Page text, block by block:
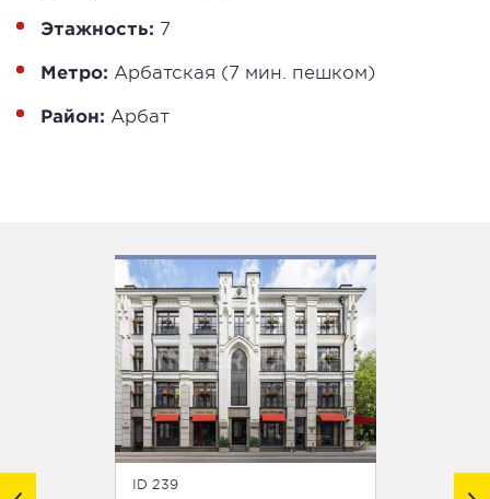
Этажность: 7
Метро: Арбатская (7 мин. пешком)
Район: Арбат
ID 239